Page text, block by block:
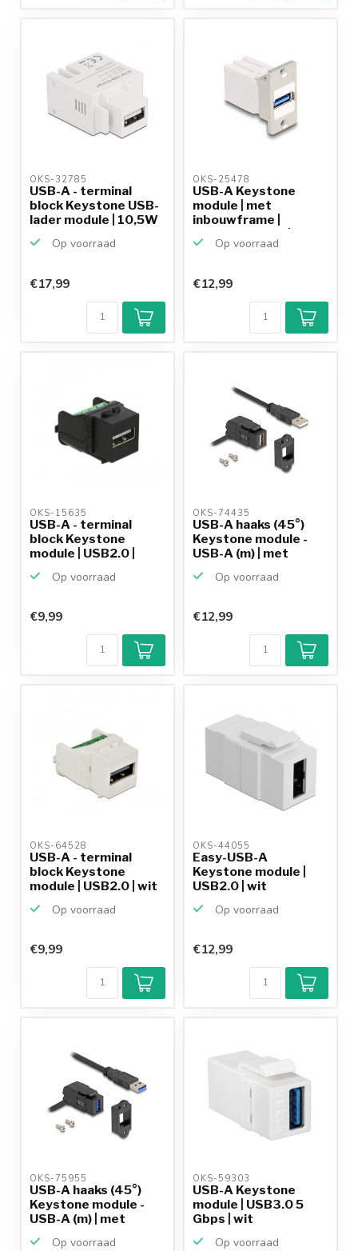
OKS-32785
USB-A - terminal
block Keystone USB-
lader module | 10,5W
Op voorraad
€17,99
OKS-25478
USB-A Keystone
module | met
inbouwframe |
Op voorraad
€12,99
OKS-15635
USB-A - terminal
block Keystone
module | USB2.0 |
Op voorraad
€9,99
OKS-74435
USB-A haaks (45°)
Keystone module -
USB-A (m) | met
Op voorraad
€12,99
OKS-64528
USB-A - terminal
block Keystone
module | USB2.0 | wit
Op voorraad
€9,99
OKS-44055
Easy-USB-A
Keystone module |
USB2.0 | wit
Op voorraad
Klantenbeoordeling
9,2/10
Achteraf
betalen mogelijk
€12,99
OKS-75955
USB-A haaks (45°)
Keystone module -
USB-A (m) | met
Op voorraad
OKS-59303
USB-A Keystone
module | USB3.0 5
Gbps | wit
Op voorraad